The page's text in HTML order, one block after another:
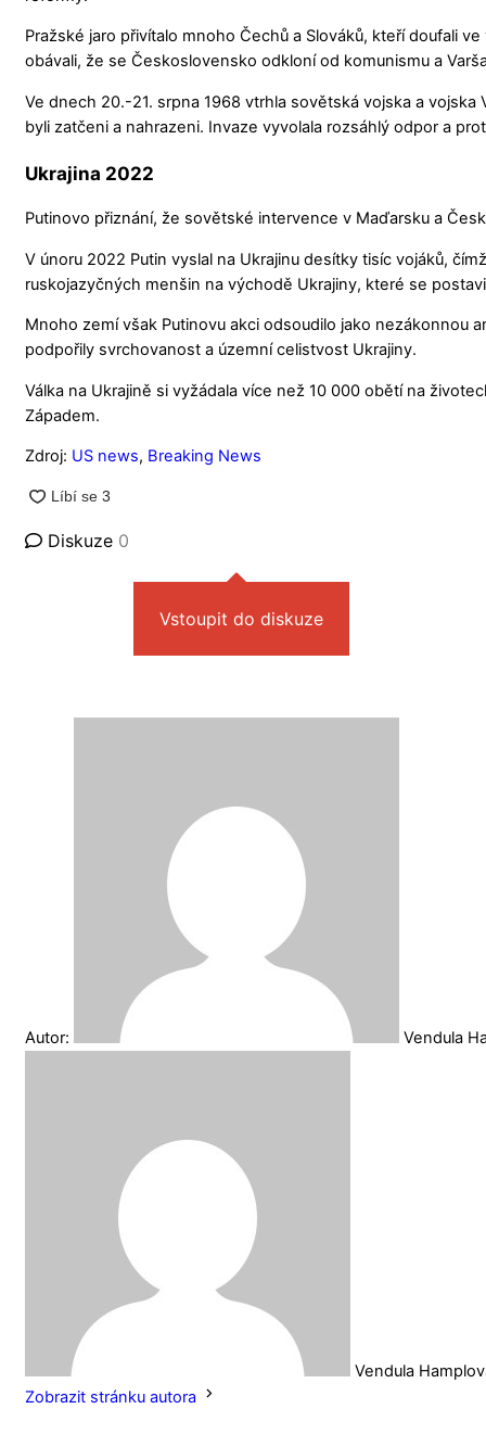
Pražské jaro přivítalo mnoho Čechů a Slováků, kteří doufali
obávali, že se Československo odkloní od komunismu a
Ve dnech 20.-21. srpna 1968 vtrhla sovětská vojska a
byli zatčeni a nahrazeni. Invaze vyvolala rozsáhlý odpor a
Ukrajina 2022
Putinovo přiznání, že sovětské intervence v Maďarsku a
V únoru 2022 Putin vyslal na Ukrajinu desítky tisíc vojáků,
ruskojazyčných menšin na východě Ukrajiny, které se
Mnoho zemí však Putinovu akci odsoudilo jako nezákonnou
podpořily svrchovanost a územní celistvost Ukrajiny.
Válka na Ukrajině si vyžádala více než 10 000 obětí na
Západem.
Zdroj: US news, Breaking News
Diskuze 0
Vstoupit do diskuze
Autor: Vendula
Vendula
Zobrazit stránku autora